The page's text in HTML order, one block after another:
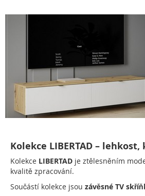
Kolekce LIBERTAD –
Kolekce LIBERTAD je ztělesněním
kvalitě zpracování.
Součástí kolekce jsou závěsné TV